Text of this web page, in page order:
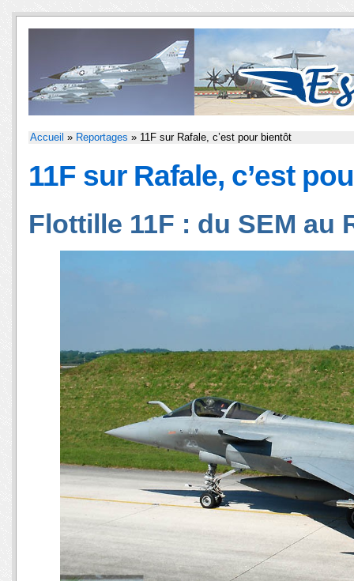
Accueil » Reportages » 11F sur Rafale, c’est pour bientôt
11F sur Rafale, c’est
Flottille 11F : du SEM au